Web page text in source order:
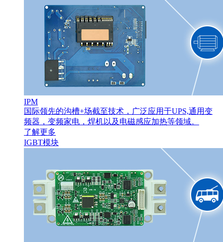
IPM
国际领先的沟槽+场截至技术，广泛应用于UPS,通用变
频器，变频家电，焊机以及电磁感应加热等领域。
了解更多
IGBT模块